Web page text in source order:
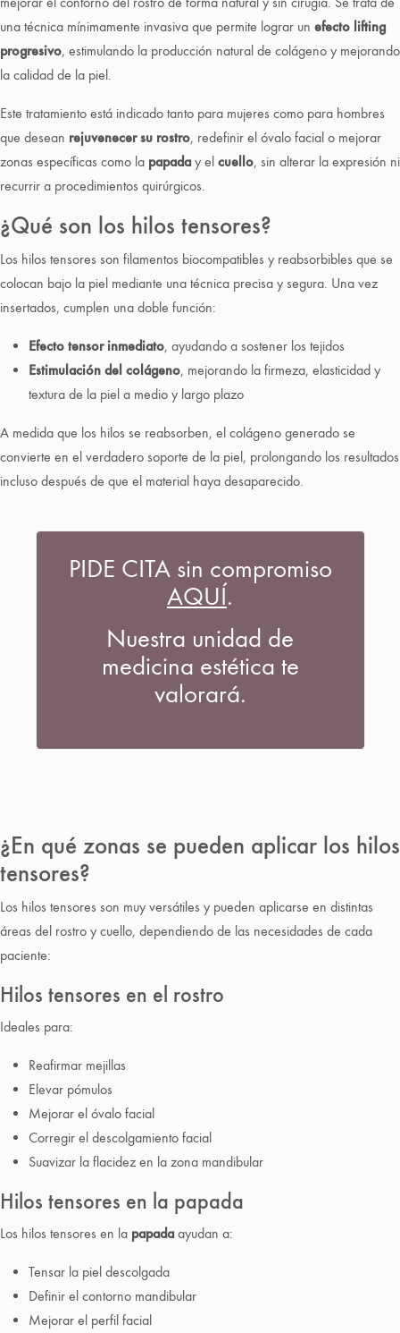
una técnica mínimamente invasiva que permite lograr un efecto lifting
progresivo, estimulando la producción natural de colágeno y mejorando
la calidad de la piel.
Este tratamiento está indicado tanto para mujeres como para hombres
que desean rejuvenecer su rostro, redefinir el óvalo facial o mejorar
zonas específicas como la papaday el cuello, sin alterar la expresión ni
recurrir a procedimientos quirúrgicos.
¿Qué son los hilos tensores?
Los hilos tensores son filamentos biocompatibles y reabsorbibles que se
colocan bajo la piel mediante una técnica precisa y segura. Una vez
insertados, cumplen una doble función:
Efecto tensor inmediato, ayudando a sostener los tejidos
Estimulación del colágeno, mejorando la firmeza, elasticidad y
textura de la piel a medio y largo plazo
A medida que los hilos se reabsorben, el colágeno generado se
convierte en el verdadero soporte de la piel, prolongando los resultados
incluso después de que el material haya desaparecido.
PIDE CITA sin compromiso
AQUÍ.
Nuestra unidad de
medicina estética te
valorará.
¿En qué zonas se pueden aplicar los hilos
tensores?
Los hilos tensores son muy versátiles y pueden aplicarse en distintas
áreas del rostro y cuello, dependiendo de las necesidades de cada
paciente:
Hilos tensores en el rostro
Ideales para:
Reafirmar mejillas
Elevar pómulos
Mejorar el óvalo facial
Corregir el descolgamiento facial
Suavizar la flacidez en la zona mandibular
Hilos tensores en la papada
Los hilos tensores en la papadaayudan a:
Tensar la piel descolgada
Definir el contorno mandibular
Mejorar el perfil facial